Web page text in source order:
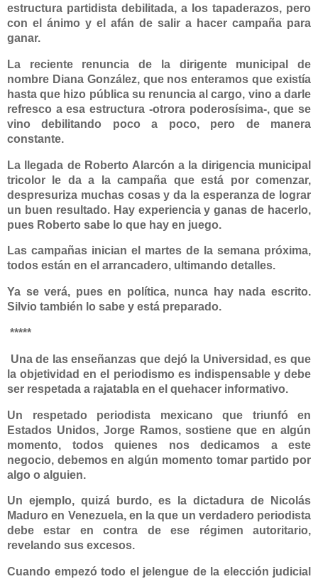
estructura partidista debilitada, a los tapaderazos, pero
con el ánimo y el afán de salir a hacer campaña para
ganar.
La reciente renuncia de la dirigente municipal de
nombre Diana González, que nos enteramos que existía
hasta que hizo pública su renuncia al cargo, vino a darle
refresco a esa estructura -otrora poderosísima-, que se
vino debilitando poco a poco, pero de manera
constante.
La llegada de Roberto Alarcón a la dirigencia municipal
tricolor le da a la campaña que está por comenzar,
despresuriza muchas cosas y da la esperanza de lograr
un buen resultado. Hay experiencia y ganas de hacerlo,
pues Roberto sabe lo que hay en juego.
Las campañas inician el martes de la semana próxima,
todos están en el arrancadero, ultimando detalles.
Ya se verá, pues en política, nunca hay nada escrito.
Silvio también lo sabe y está preparado.
*****
Una de las enseñanzas que dejó la Universidad, es que
la objetividad en el periodismo es indispensable y debe
ser respetada a rajatabla en el quehacer informativo.
Un respetado periodista mexicano que triunfó en
Estados Unidos, Jorge Ramos, sostiene que en algún
momento, todos quienes nos dedicamos a este
negocio, debemos en algún momento tomar partido por
algo o alguien.
Un ejemplo, quizá burdo, es la dictadura de Nicolás
Maduro en Venezuela, en la que un verdadero periodista
debe estar en contra de ese régimen autoritario,
revelando sus excesos.
Cuando empezó todo el jelengue de la elección judicial